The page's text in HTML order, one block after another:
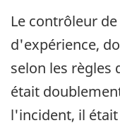
Le contrôleur
d'expérience,
selon les règles
était
l'incident, il